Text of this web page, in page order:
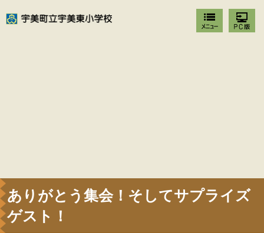
ありがとう集会！そしてサプライズ
ゲスト！